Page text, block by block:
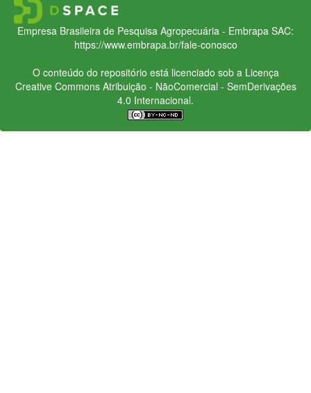
Empresa Brasileira de Pesquisa Agropecuária - Embrapa SAC:
https://www.embrapa.br/fale-conosco
O conteúdo do repositório está licenciado sob a Licença
Creative CommonsAtribuição - NãoComercial - SemDerivações
4.0 Internacional.